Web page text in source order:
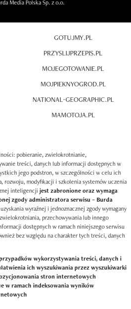
Media Polska Sp. z o.o.
GOTUJMY.PL
PRZYSLIJPRZEPIS.PL
MOJEGOTOWANIE.PL
MOJPIEKNYOGROD.PL
NATIONAL-GEOGRAPHIC.PL
MAMOTOJA.PL
pobieranie, zwielokrotnianie,
treści, danych lub informacji dostępnych w
jego podstron, w szczególności w celu ich
rozwoju, modyfikacji i szkolenia systemów uczenia
inteligencji jest zabronione oraz wymaga
zgody administratora serwisu – Burda
wyraźnej i jednoznacznej zgody wymagany
przechowywania lub innego
dostępnych w ramach niniejszego serwisu
bez względu na charakter tych treści, danych
wykorzystywania treści, danych i
ich wyszukiwania przez wyszukiwarki
stron internetowych
w ramach indeksowania wyników